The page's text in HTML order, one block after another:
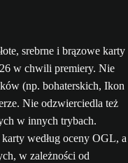
srebrne i brązowe karty
w chwili premiery. Nie
(np. bohaterskich, Ikon
Nie odzwierciedla też
w innych trybach.
według oceny OGL, a
w zależności od